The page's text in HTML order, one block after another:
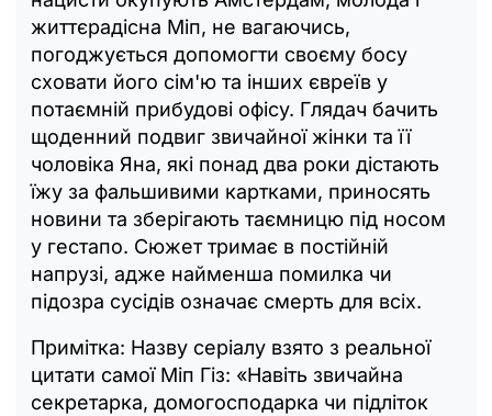
життєрадісна Міп, не вагаючись,
погоджується допомогти своєму босу
сховати його сім'ю та інших євреїв у
потаємній прибудові офісу. Глядач бачить
щоденний подвиг звичайної жінки та її
чоловіка Яна, які понад два роки дістають
їжу за фальшивими картками, приносять
новини та зберігають таємницю під носом
у гестапо. Сюжет тримає в постійній
напрузі, адже найменша помилка чи
підозра сусідів означає смерть для всіх.
Примітка: Назву серіалу взято з реальної
цитати самої Міп Гіз: «Навіть звичайна
секретарка, домогосподарка чи підліток